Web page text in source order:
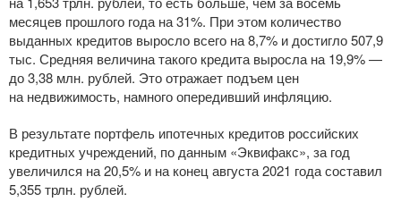
месяцев прошлого года на 31%. При этом количество
выданных кредитов выросло всего на 8,7% и достигло 507,9
тыс. Средняя величина такого кредита выросла на 19,9% —
до 3,38 млн. рублей. Это отражает подъем цен
на недвижимость, намного опередивший инфляцию.
В результате портфель ипотечных кредитов российских
кредитных учреждений, по данным «Эквифакс», за год
увеличился на 20,5% и на конец августа 2021 года составил
5,355 трлн. рублей.